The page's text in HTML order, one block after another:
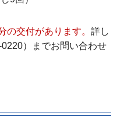
の交付があります。 詳し
）までお問い合わせ